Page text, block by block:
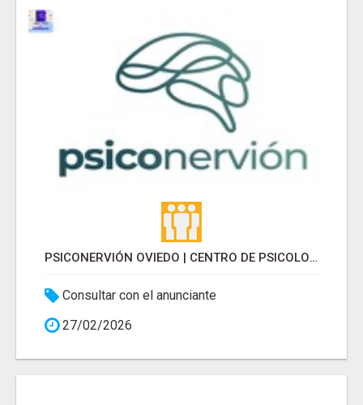
PSICONERVIÓN OVIEDO | CENTRO DE PSICOLOGÍA
Consultar con el anunciante
27/02/2026